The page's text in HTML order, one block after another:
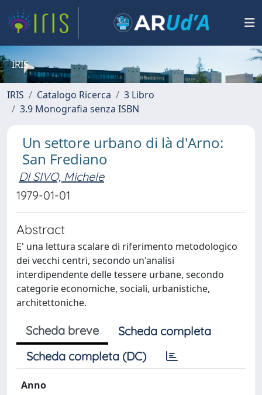
IRIS
IRIS Catalogo Ricerca
3 Libro
3.9 Monografia senza ISBN
Un settore urbano di là d'Arno:
San Frediano
DI SIVO, Michele
1979-01-01
Abstract
E' una lettura scalare di riferimento metodologico
dei vecchi centri, secondo un'analisi
interdipendente delle tessere urbane, secondo
categorie economiche, sociali, urbanistiche,
architettoniche.
Scheda breve
Scheda completa
Scheda completa (DC)
Anno